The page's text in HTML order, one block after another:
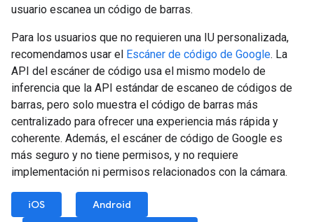
usuario escanea un código de barras.
Para los usuarios que no requieren una IU personalizada,
recomendamos usar el Escáner de código de Google. La
API del escáner de código usa el mismo modelo de
inferencia que la API estándar de escaneo de códigos de
barras, pero solo muestra el código de barras más
centralizado para ofrecer una experiencia más rápida y
coherente. Además, el escáner de código de Google es
más seguro y no tiene permisos, y no requiere
implementación ni permisos relacionados con la cámara.
iOS
Android